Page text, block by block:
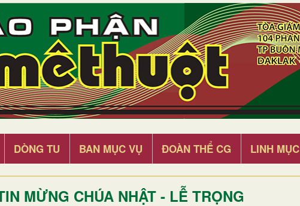
DÒNG TU BAN MỤC VỤ ĐOÀN THỂ CG LINH MỤC
MỪNG CHÚA NHẬT - LỄ TRỌNG